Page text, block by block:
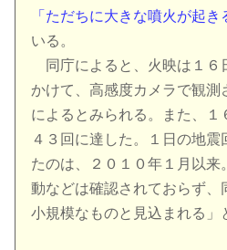
「ただちに大きな噴火が起き
いる。
同庁によると、火映は１６
かけて、高感度カメラで観測
によるとみられる。また、１
４３回に達した。１日の地震
たのは、２０１０年１月以来
動などは確認されておらず、
小規模なものと見込まれる」